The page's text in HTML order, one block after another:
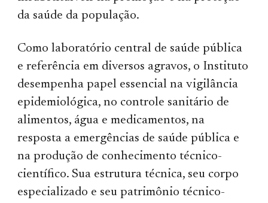
da saúde da população.
Como laboratório central de saúde pública
e referência em diversos agravos, o Instituto
desempenha papel essencial na vigilância
epidemiológica, no controle sanitário de
alimentos, água e medicamentos, na
resposta a emergências de saúde pública e
na produção de conhecimento técnico-
científico. Sua estrutura técnica, seu corpo
especializado e seu patrimônio técnico-